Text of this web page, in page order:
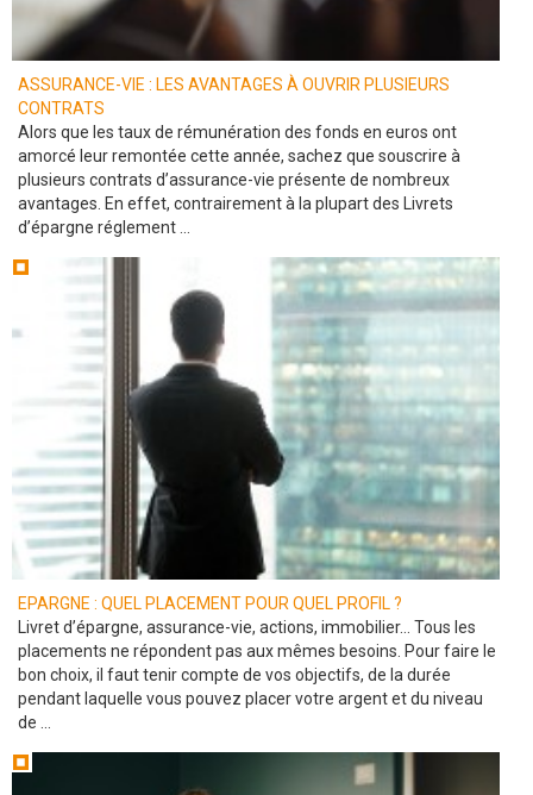
ASSURANCE-VIE : LES AVANTAGES À OUVRIR PLUSIEURS
CONTRATS
Alors que les taux de rémunération des fonds en euros ont
amorcé leur remontée cette année, sachez que souscrire à
plusieurs contrats d’assurance-vie présente de nombreux
avantages. En effet, contrairement à la plupart des Livrets
d’épargne réglement ...
EPARGNE : QUEL PLACEMENT POUR QUEL PROFIL ?
Livret d’épargne, assurance-vie, actions, immobilier… Tous les
placements ne répondent pas aux mêmes besoins. Pour faire le
bon choix, il faut tenir compte de vos objectifs, de la durée
pendant laquelle vous pouvez placer votre argent et du niveau
de ...